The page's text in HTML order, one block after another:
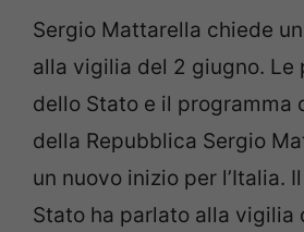
Sergio Mattarella chiede
alla vigilia del 2 giugno. Le
dello Stato e il programma
della Repubblica Sergio
un nuovo inizio per l’Italia.
Stato ha parlato alla vigilia